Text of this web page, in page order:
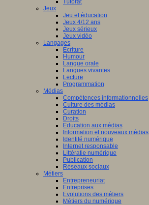
Tutorat
Jeux
Jeu et éducation
Jeux 4/12 ans
Jeux sérieux
Jeux vidéo
Langages
Ecriture
Humour
Langue orale
Langues vivantes
Lecture
Programmation
Médias
Compétences informationnelles
Culture des médias
Curation
Droits
Education aux médias
Information et nouveaux médias
Identité numérique
Internet responsable
Littératie numérique
Publication
Réseaux sociaux
Métiers
Entrepreneuriat
Entreprises
Evolutions des métiers
Métiers du numérique